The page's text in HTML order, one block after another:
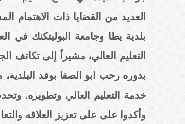
العديد من القضايا ذات الاهتمام
بلدية يطا وجامعة البوليتكنك في
التعليم العالي، مشيراً إلى
بدوره رحب ابو الصفا بوفد البلدية،
خدمة التعليم العالي وتطويره.
وأكدوا على على تعزيز العلاقه